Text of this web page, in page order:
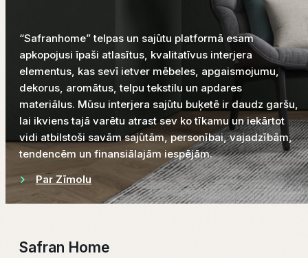
“Safranhome” telpas un sajūtu platformā esam
apkopojusi īpaši atlasītus, kvalitatīvus interjera
elementus, kas sevī ietver mēbeles, apgaismojumu,
dekorus, aromātus, telpu tekstilu un apdares
materiālus. Mūsu interjera sajūtu buķetē ir daudz garšu,
lai ikviens tajā varētu atrast sev ko tīkamu un iekārtot
vidi atbilstoši savām sajūtām, personībai, vajadzībām,
tendencēm un finansiālajām iespējām.
Par Zīmolu
Safran Home